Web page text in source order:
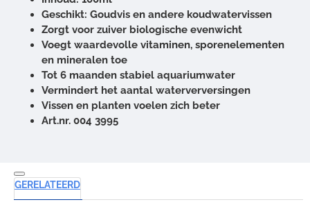
Geschikt: Goudvis en andere koudwatervissen
Zorgt voor zuiver biologische evenwicht
Voegt waardevolle vitaminen, sporenelementen
en mineralen toe
Tot 6 maanden stabiel aquariumwater
Vermindert het aantal waterverversingen
Vissen en planten voelen zich beter
Art.nr. 004 3995
GERELATEERD